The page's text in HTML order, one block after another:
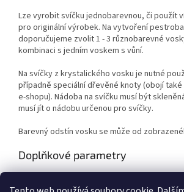
Lze vyrobit svíčku jednobarevnou, či použít
pro originální výrobek. Na vytvoření
doporučujeme zvolit 1 - 3 různobarevné
kombinaci s jedním voskem s vůní.
Na svíčky z krystalického vosku je nutné
případně speciální dřevěné knoty (obojí
e-shopu). Nádoba na svíčku musí být
musí jít o nádobu určenou pro svíčky.
Barevný odstín vosku se může od
Doplňkové parametry